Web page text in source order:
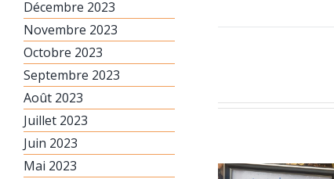
Décembre 2023
Novembre 2023
Octobre 2023
Septembre 2023
Août 2023
Juillet 2023
Juin 2023
Mai 2023